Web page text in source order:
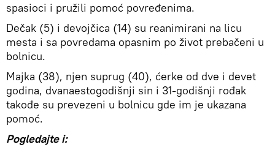
spasioci i pružili pomoć povređenima.
Dečak (5) i devojčica (14) su reanimirani na licu
mesta i sa povredama opasnim po život prebačeni u
bolnicu.
Majka (38), njen suprug (40), ćerke od dve i devet
godina, dvanaestogodišnji sin i 31-godišnji rođak
takođe su prevezeni u bolnicu gde im je ukazana
pomoć.
Pogledajte i: